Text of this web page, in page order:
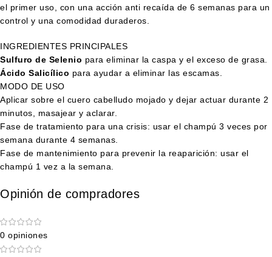
el primer uso, con una acción anti recaída de 6 semanas para un
control y una comodidad duraderos.
INGREDIENTES PRINCIPALES
Sulfuro de Selenio para eliminar la caspa y el exceso de grasa.
Ácido Salicílico para ayudar a eliminar las escamas.
MODO DE USO
Aplicar sobre el cuero cabelludo mojado y dejar actuar durante 2
minutos, masajear y aclarar.
Fase de tratamiento para una crisis: usar el champú 3 veces por
semana durante 4 semanas.
Fase de mantenimiento para prevenir la reaparición: usar el
champú 1 vez a la semana.
Opinión de compradores
0 opiniones